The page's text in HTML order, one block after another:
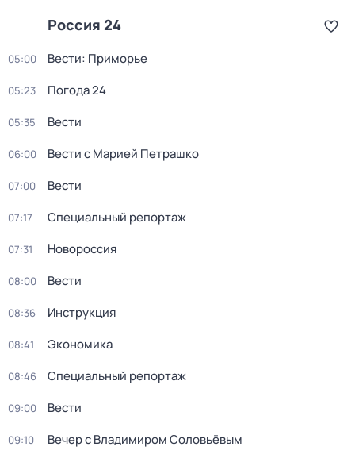
Россия 24
05:00 Вести: Приморье
05:23 Погода 24
05:35 Вести
06:00 Вести с Марией Петрашко
07:00 Вести
07:17 Специальный репортаж
07:31 Новороссия
08:00 Вести
08:36 Инструкция
08:41 Экономика
08:46 Специальный репортаж
09:00 Вести
09:10 Вечер с Владимиром Соловьёвым